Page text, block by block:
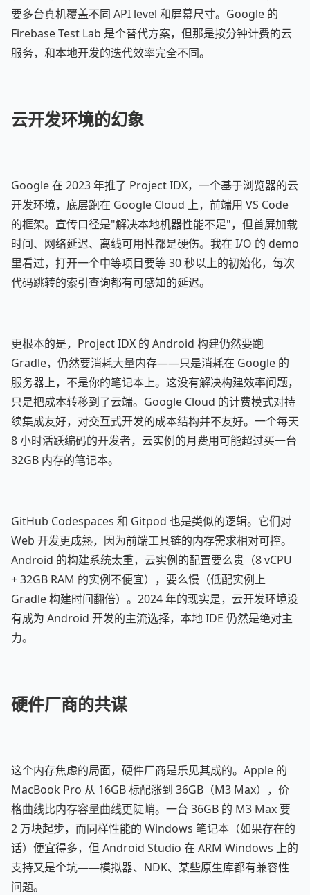
要多台真机覆盖不同 API level 和屏幕尺寸。Google 的
Firebase Test Lab 是个替代方案，但那是按分钟计费的云
服务，和本地开发的迭代效率完全不同。
云开发环境的幻象
Google 在 2023 年推了 Project IDX，一个基于浏览器的云
开发环境，底层跑在 Google Cloud 上，前端用 VS Code
的框架。宣传口径是"解决本地机器性能不足"，但首屏加载
时间、网络延迟、离线可用性都是硬伤。我在 I/O 的 demo
里看过，打开一个中等项目要等 30 秒以上的初始化，每次
代码跳转的索引查询都有可感知的延迟。
更根本的是，Project IDX 的 Android 构建仍然要跑
Gradle，仍然要消耗大量内存——只是消耗在 Google 的
服务器上，不是你的笔记本上。这没有解决构建效率问题，
只是把成本转移到了云端。Google Cloud 的计费模式对持
续集成友好，对交互式开发的成本结构并不友好。一个每天
8 小时活跃编码的开发者，云实例的月费用可能超过买一台
32GB 内存的笔记本。
GitHub Codespaces 和 Gitpod 也是类似的逻辑。它们对
Web 开发更成熟，因为前端工具链的内存需求相对可控。
Android 的构建系统太重，云实例的配置要么贵（8 vCPU
+ 32GB RAM 的实例不便宜），要么慢（低配实例上
Gradle 构建时间翻倍）。2024 年的现实是，云开发环境没
有成为 Android 开发的主流选择，本地 IDE 仍然是绝对主
力。
硬件厂商的共谋
这个内存焦虑的局面，硬件厂商是乐见其成的。Apple 的
MacBook Pro 从 16GB 标配涨到 36GB（M3 Max），价
格曲线比内存容量曲线更陡峭。一台 36GB 的 M3 Max 要
2 万块起步，而同样性能的 Windows 笔记本（如果存在的
话）便宜得多，但 Android Studio 在 ARM Windows 上的
支持又是个坑——模拟器、NDK、某些原生库都有兼容性
问题。